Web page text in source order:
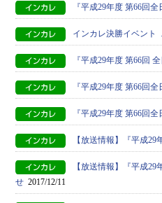
『平成29年度 第66回
インカレ決勝イベント
『平成29年度 第66回
『平成29年度 第66回
『平成29年度 第66回
【放送情報】『平成
【放送情報】『平成
せ 2017/12/11